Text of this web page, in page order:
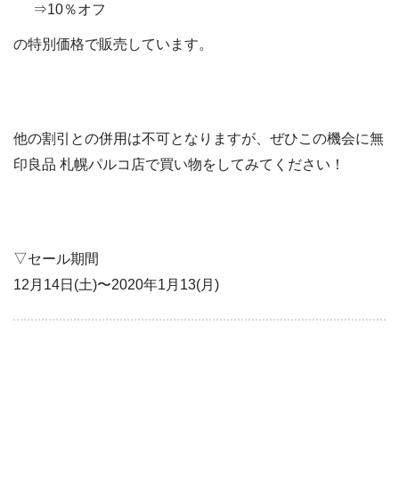
⇒10％オフ
の特別価格で販売しています。
他の割引との併用は不可となりますが、ぜひこの機会に無
印良品 札幌パルコ店で買い物をしてみてください！
▽セール期間
12月14日(土)〜2020年1月13(月)